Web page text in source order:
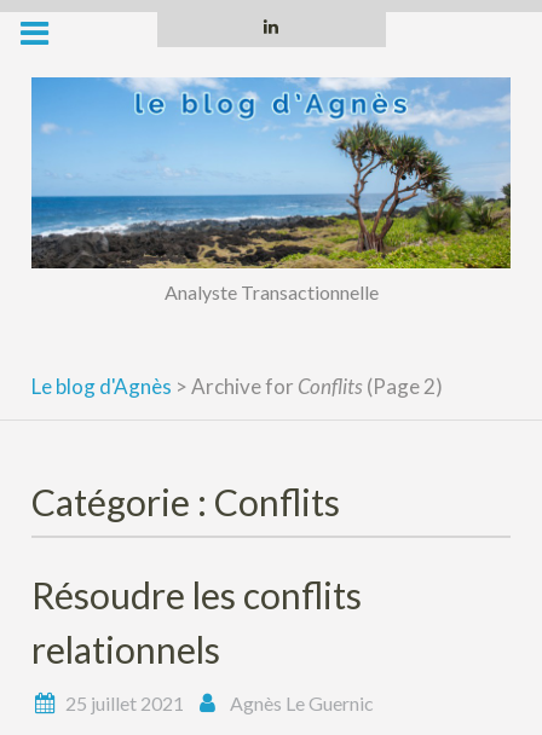
Skip
content
Analyste Transactionnelle
Le blog d'Agnès >Archive for Conflits(Page 2)
Catégorie : Conflits
Résoudre les conflits
relationnels
25 juillet 2021 Agnès Le Guernic